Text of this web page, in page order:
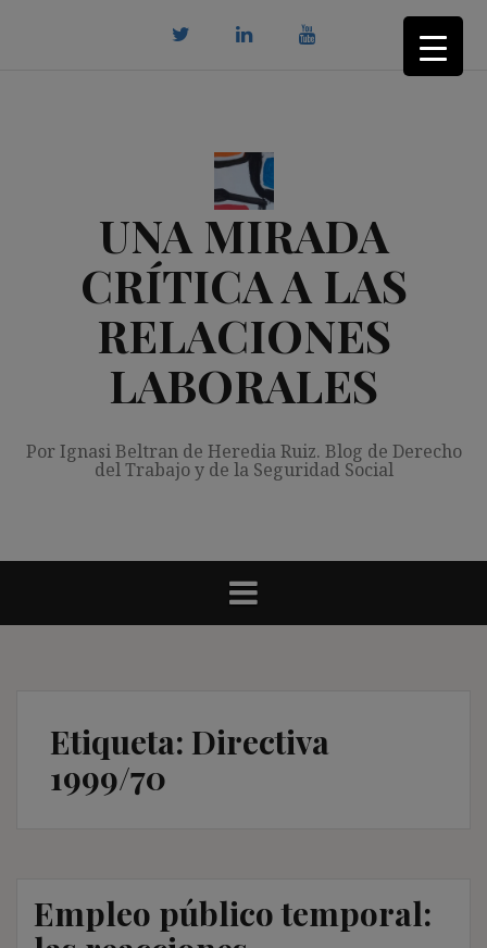
UNA MIRADA
CRÍTICA A LAS
RELACIONES
LABORALES
Por Ignasi Beltran de Heredia Ruiz. Blog de Derecho
del Trabajo y de la Seguridad Social
Etiqueta: Directiva
1999/70
Empleo público temporal: